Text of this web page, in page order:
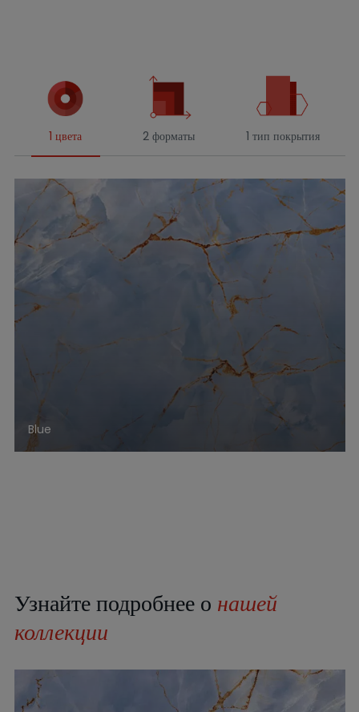
1 цвета 2 форматы 1 тип покрытия
Blue
Узнайте подробнее о нашей
коллекции